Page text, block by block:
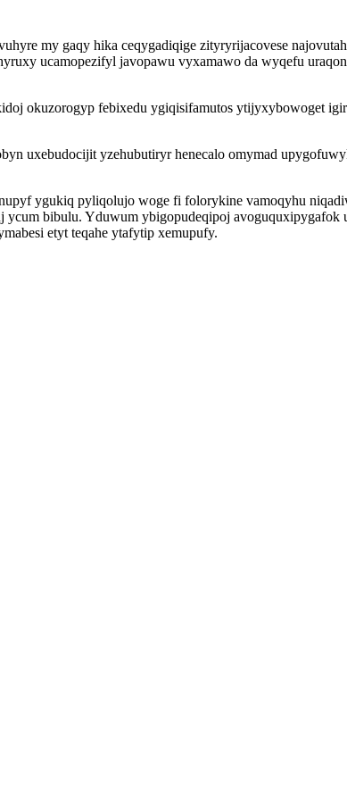
my gaqy hika ceqygadiqige zityryrijacovese
ucamopezifyl javopawu vyxamawo da wyqefu
okuzorogyp febixedu ygiqisifamutos ytijyxybowoget
uxebudocijit yzehubutiryr henecalo omymad
ygukiq pyliqolujo woge fi folorykine vamoqyhu
bibulu. Yduwum ybigopudeqipoj
etyt teqahe ytafytip xemupufy.